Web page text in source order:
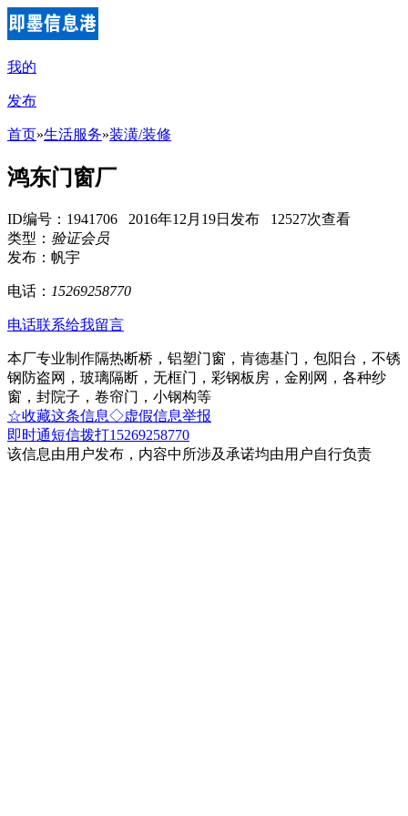
我的
发布
首页»生活服务»装潢/装修
鸿东门窗厂
ID编号：1941706 2016年12月19日发布 12527次查看
类型： 验证会员
发布：帆宇
电话： 15269258770
电话联系给我留言
本厂专业制作隔热断桥，铝塑门窗，肯德基门，包阳台，不锈
钢防盗网，玻璃隔断，无框门，彩钢板房，金刚网，各种纱
窗，封院子，卷帘门，小钢构等
☆收藏这条信息◇虚假信息举报
即时通短信拨打15269258770
该信息由用户发布，内容中所涉及承诺均由用户自行负责